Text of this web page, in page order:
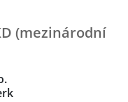
(mezinárodní